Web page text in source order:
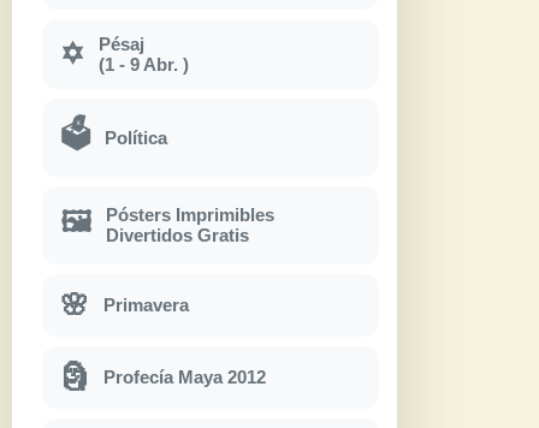
✡
Pésaj
(1 - 9 Abr. )
🗳 Política
🖼
Pósters Imprimibles
Divertidos Gratis
🌸 Primavera
🗿 Profecía Maya 2012